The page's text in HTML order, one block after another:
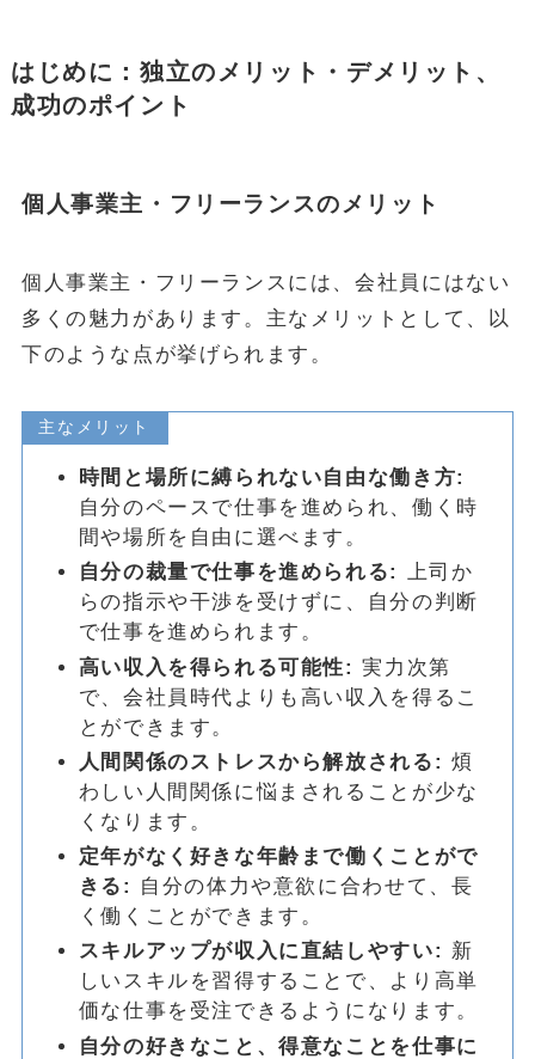
はじめに ：独立のメリット・デメリット、
成功のポイント
個人事業主・フリーランスのメリット
個人事業主・フリーランスには、会社員にはない
多くの魅力があります。主なメリットとして、以
下のような点が挙げられます。
主なメリット
時間と場所に縛られない自由な働き方:
自分のペースで仕事を進められ、働く時
間や場所を自由に選べます。
自分の裁量で仕事を進められる: 上司か
らの指示や干渉を受けずに、自分の判断
で仕事を進められます。
高い収入を得られる可能性: 実力次第
で、会社員時代よりも高い収入を得るこ
とができます。
人間関係のストレスから解放される: 煩
わしい人間関係に悩まされることが少な
くなります。
定年がなく好きな年齢まで働くことがで
きる:
自分の体力や意欲に合わせて、長
く働くことができます。
スキルアップが収入に直結しやすい: 新
しいスキルを習得することで、より高単
価な仕事を受注できるようになります。
自分の好きなこと、得意なことを仕事に